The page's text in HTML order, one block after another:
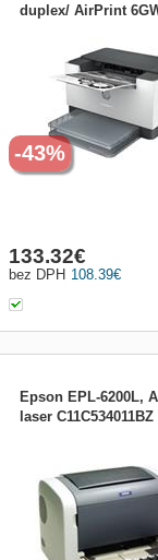
duplex/ AirPrint
oboustranným tiskem ve
tiskárny: A4 Rozlišení
Rychlost černého tisku
první strany [sec.]: 6.9
zatížení...
108.39€
bez DPH
133.32€
-43%
Epson EPL-6200L,
laser C11C534011BZ
Toner černý Obj. č.:
Fotoválec S051099 Obj.
Procesor 200MHz 64 bit
tisku 1200 x 1200 dpi
Doba zahřívání v
OS Classic 8.1 Mac O...